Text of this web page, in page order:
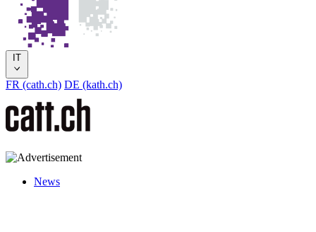
IT
FR (cath.ch) DE (kath.ch)
News